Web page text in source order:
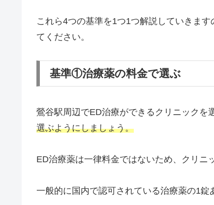
これら4つの基準を1つ1つ解説していきま
てください。
基準①治療薬の料金で選ぶ
鶯谷駅周辺でED治療ができるクリニックを
選ぶようにしましょう。
ED治療薬は一律料金ではないため、クリニ
一般的に国内で認可されている治療薬の1錠